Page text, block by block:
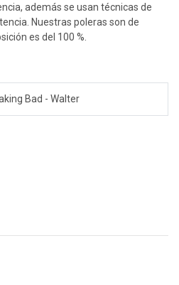
además se usan técnicas de
Nuestras poleras son de
es del 100 %.
Bad - Walter